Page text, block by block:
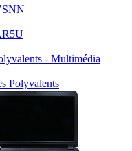
Polyvalents